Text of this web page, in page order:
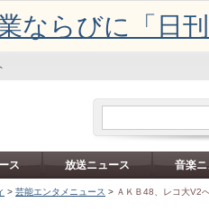
ならびに「日
ス 放送ニュース 音楽
> 芸能エンタメニュース > ＡＫＢ48、レコ大V2